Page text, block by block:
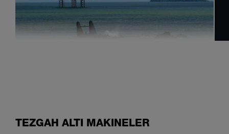
TEZGAH ALTI MAKINELER